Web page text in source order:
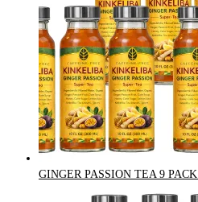
GINGER PASSION TEA 9 PACK